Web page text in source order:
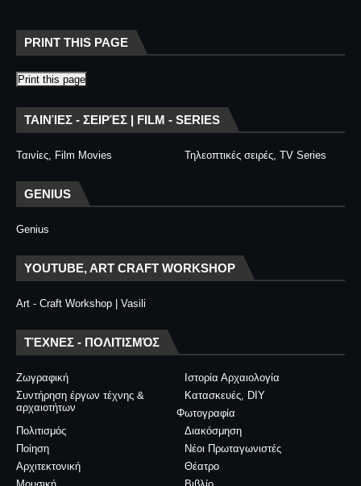
PRINT THIS PAGE
Print this page
ΤΑΙΝΊΕΣ - ΣΕΙΡΈΣ | FILM - SERIES
Ταινίες, Film Movies Τηλεοπτικές σειρές, TV Series
GENIUS
Genius
YOUTUBE, ART CRAFT WORKSHOP
Art - Craft Workshop | Vasili
ΤΈΧΝΕΣ - ΠΟΛΙΤΙΣΜΌΣ
Ζωγραφική
Ιστορία Αρχαιολογία
Συντήρηση έργων τέχνης &
αρχαιοτήτων
Κατασκευές, DIY
Φωτογραφία
Διακόσμηση
Πολιτισμός
Νέοι Πρωταγωνιστές
Ποίηση
Θέατρο
Αρχιτεκτονική